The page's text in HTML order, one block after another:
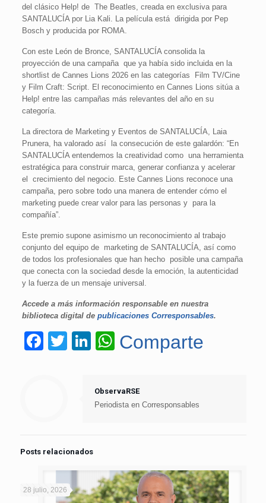
del clásico Help!de The Beatles, creada en exclusiva para
SANTALUCÍA por Lia Kali. La película está dirigida por Pep
Bosch y producida por ROMA.
Con este León de Bronce, SANTALUCÍA consolida la
proyección de una campaña que ya había sido incluida en la
shortlistde Cannes Lions 2026 en las categorías Film TV/Cine
y Film Craft: Script. El reconocimiento en Cannes Lions sitúa a
Help!entre las campañas más relevantes del año en su
categoría.
La directora de Marketing y Eventos de SANTALUCÍA, Laia
Prunera, ha valorado así la consecución de este galardón: “En
SANTALUCÍA entendemos la creatividad como una herramienta
estratégica para construir marca, generar confianza y acelerar
el crecimiento del negocio. Este Cannes Lions reconoce una
campaña, pero sobre todouna manera de entender cómo el
marketing puede crear valor para las personas y para la
compañía”.
Este premio supone asimismo un reconocimiento al trabajo
conjunto del equipo de marketing de SANTALUCÍA, así como
de todos los profesionales que han hecho posible una campaña
que conecta con la sociedad desde la emoción, la autenticidad
y la fuerza de un mensaje universal.
Accede a más información responsable en nuestra
biblioteca digital depublicaciones Corresponsables.
Facebook
TwitterLinkedIn
WhatsApp
Comparte
ObservaRSE
Periodista en Corresponsables
Posts relacionados
28 julio, 2026